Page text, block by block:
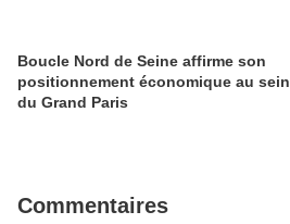
Boucle Nord de Seine affirme son
positionnement économique au sein
du Grand Paris
Commentaires